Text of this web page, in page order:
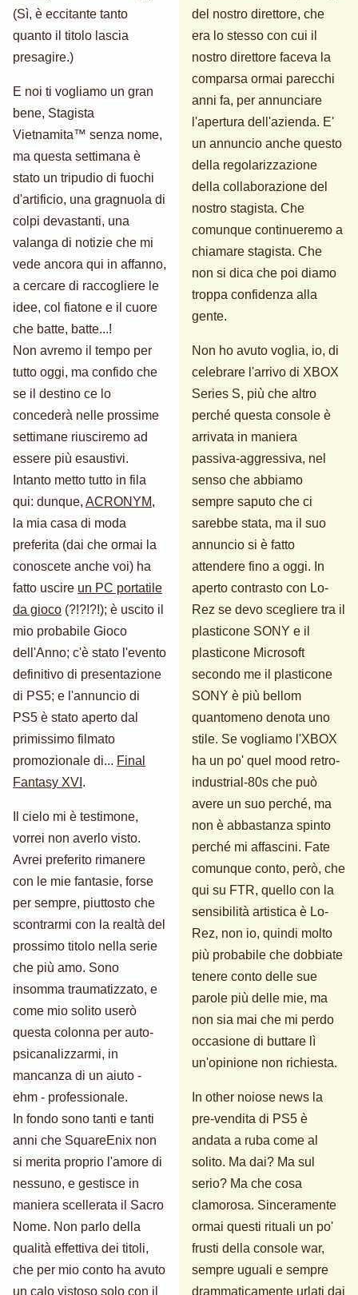
(Sì, è eccitante tanto
quanto il titolo lascia
presagire.)
E noi ti vogliamo un gran
bene, Stagista
Vietnamita™ senza nome,
ma questa settimana è
stato un tripudio di fuochi
d'artificio, una gragnuola di
colpi devastanti, una
valanga di notizie che mi
vede ancora qui in affanno,
a cercare di raccogliere le
idee, col fiatone e il cuore
che batte, batte...!
Non avremo il tempo per
tutto oggi, ma confido che
se il destino ce lo
concederà nelle prossime
settimane riusciremo ad
essere più esaustivi.
Intanto metto tutto in fila
qui: dunque, ACRONYM,
la mia casa di moda
preferita (dai che ormai la
conoscete anche voi) ha
fatto uscire un PC portatile
da gioco (?!?!?!); è uscito il
mio probabile Gioco
dell'Anno; c'è stato l'evento
definitivo di presentazione
di PS5; e l'annuncio di
PS5 è stato aperto dal
primissimo filmato
promozionale di... Final
Fantasy XVI .
Il cielo mi è testimone,
vorrei non averlo visto.
Avrei preferito rimanere
con le mie fantasie, forse
per sempre, piuttosto che
scontrarmi con la realtà del
prossimo titolo nella serie
che più amo. Sono
insomma traumatizzato, e
come mio solito userò
questa colonna per auto-
psicanalizzarmi, in
mancanza di un aiuto -
ehm - professionale.
In fondo sono tanti e tanti
anni che SquareEnix non
si merita proprio l'amore di
nessuno, e gestisce in
maniera scellerata il Sacro
Nome. Non parlo della
qualità effettiva dei titoli,
che per mio conto ha avuto
un calo vistoso solo con il
del nostro direttore, che
era lo stesso con cui il
nostro direttore faceva la
comparsa ormai parecchi
anni fa, per annunciare
l'apertura dell'azienda. E'
un annuncio anche questo
della regolarizzazione
della collaborazione del
nostro stagista. Che
comunque continueremo a
chiamare stagista. Che
non si dica che poi diamo
troppa confidenza alla
gente.
Non ho avuto voglia, io, di
celebrare l'arrivo di XBOX
Series S, più che altro
perché questa console è
arrivata in maniera
passiva-aggressiva, nel
senso che abbiamo
sempre saputo che ci
sarebbe stata, ma il suo
annuncio si è fatto
attendere fino a oggi. In
aperto contrasto con Lo-
Rez se devo scegliere tra il
plasticone SONY e il
plasticone Microsoft
secondo me il plasticone
SONY è più bellom
quantomeno denota uno
stile. Se vogliamo l'XBOX
ha un po' quel mood retro-
industrial-80s che può
avere un suo perché, ma
non è abbastanza spinto
perché mi affascini. Fate
comunque conto, però, che
qui su FTR, quello con la
sensibilità artistica è Lo-
Rez, non io, quindi molto
più probabile che dobbiate
tenere conto delle sue
parole più delle mie, ma
non sia mai che mi perdo
occasione di buttare lì
un'opinione non richiesta.
In other noiose news la
pre-vendita di PS5 è
andata a ruba come al
solito. Ma dai? Ma sul
serio? Ma che cosa
clamorosa. Sinceramente
ormai questi rituali un po'
frusti della console war,
sempre uguali e sempre
drammaticamente urlati dai